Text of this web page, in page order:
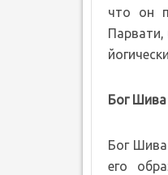
что он
Парвати,
Бог Шива
Бог Шива
его